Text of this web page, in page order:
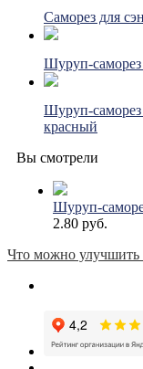
Саморез для
Шуруп-
Шуруп-саморез
красный
Вы смотрели
Шуруп-
2.80 руб.
Что можно улучшить